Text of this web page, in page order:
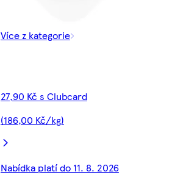
Více z kategorie
27,90 Kč s Clubcard
(186,00 Kč/kg)
Nabídka platí do 11. 8. 2026